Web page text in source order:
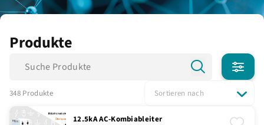
Produkte
348 Produkte Sortieren nach
12.5kA AC-Kombiableiter